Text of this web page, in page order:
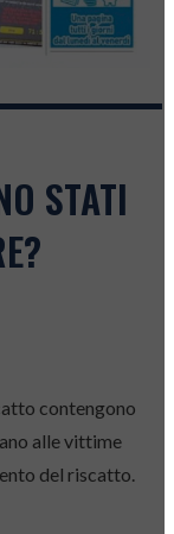
STATI
contengono
alle vittime
del riscatto.